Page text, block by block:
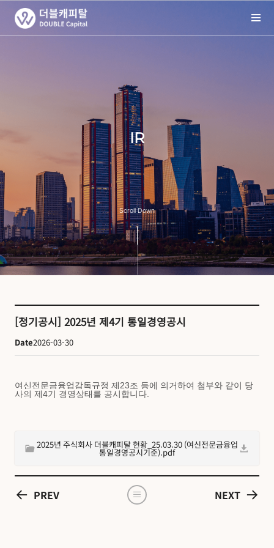
IR
Scroll Down
[정기공시] 2025년 제4기 통일경영공시
Date2026-03-30
여신전문금융업감독규정 제23조 등에 의거하여 첨부와 같이 당
사의 제4기 경영상태를 공시합니다.
2025년 주식회사 더블캐피탈 현황_25.03.30 (여신전문금융업
통일경영공시기준).pdf
PREV NEXT